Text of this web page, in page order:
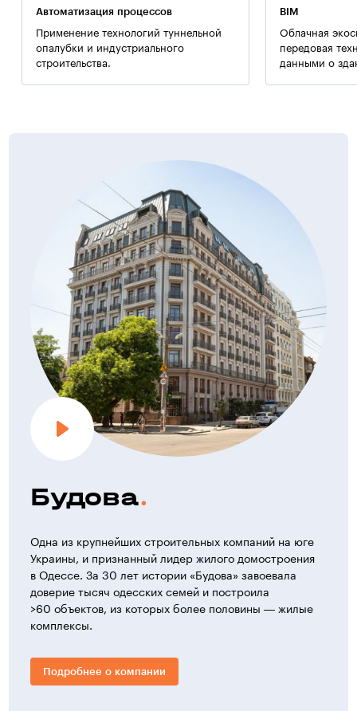
971,47 м²
Дополнительная информация:
Мощение крылец выполняется из морозостойкого
шероховатого материала (противоскользящий
Автоматизация процессов
Применение технологий туннельной
опалубки и индустриального
строительства.
BIM
Облачная
передовая
данными о
Будова
Одна из крупнейших строительных компаний на юге
Украины, и признанный лидер жилого домостроения
в Одессе. За 30 лет истории «Будова» завоевала
доверие тысяч одесских семей и построила
>60 объектов, из которых более половины — жилые
комплексы.
Подробнее о компании